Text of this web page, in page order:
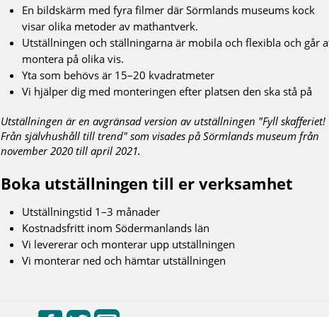
En bildskärm med fyra filmer där Sörmlands museums kock
visar olika metoder av mathantverk.
Utställningen och ställningarna är mobila och flexibla och går
montera på olika vis.
Yta som behövs är 15–20 kvadratmeter
Vi hjälper dig med monteringen efter platsen den ska stå på
Utställningen är en avgränsad version av utställningen "Fyll skafferiet!
Från självhushåll till trend" som visades på Sörmlands museum från
november 2020 till april 2021.
Boka utställningen till er verksamhet
Utställningstid 1–3 månader
Kostnadsfritt inom Södermanlands län
Vi levererar och monterar upp utställningen
Vi monterar ned och hämtar utställningen